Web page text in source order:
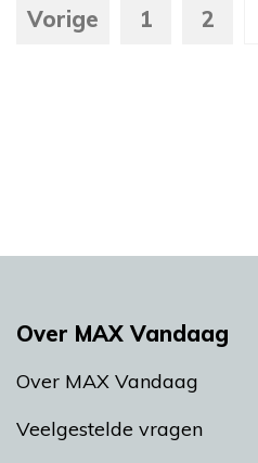
Vorige 1 2
Over MAX Vandaag
Over MAX Vandaag
Veelgestelde vragen